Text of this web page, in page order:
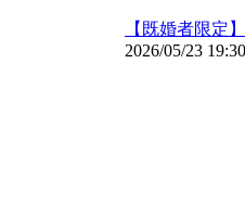
【既婚者限定
2026/05/23 19:30